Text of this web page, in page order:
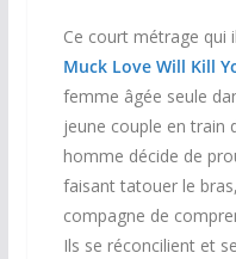
Ce court métrage qui
Muck Love Will Kill
femme âgée seule
jeune couple en train
homme décide de
faisant tatouer le
compagne de
Ils se réconcilient et